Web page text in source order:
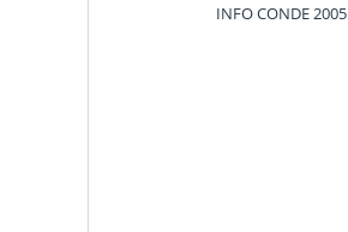
INFO CONDE 2005